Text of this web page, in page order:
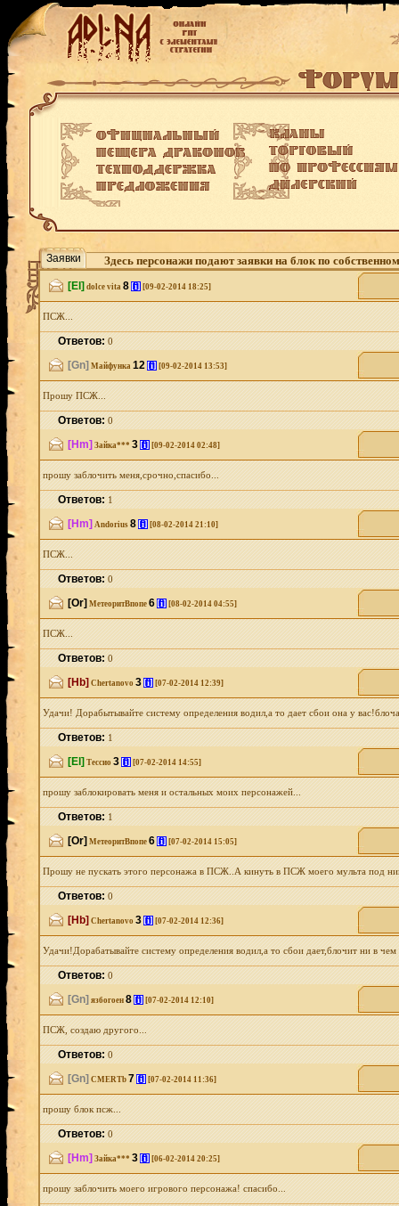
Заявки Здесь персонажи подают заявки на блок по
[El] dolce vita 8 [i] [09-02-2014 18:25]
ПСЖ...
Ответов:0
[Gn] Майфунка 12 [i] [09-02-2014 13:53]
Прошу ПСЖ...
Ответов:0
[Hm] Зайка*** 3 [i] [09-02-2014 02:48]
прошу заблочить меня,срочно,спасибо...
Ответов:1
[Hm] Andorius 8 [i] [08-02-2014 21:10]
ПСЖ...
Ответов:0
[Or] МетеоритВпопе 6 [i] [08-02-2014 04:55]
ПСЖ...
Ответов:0
[Hb] Chertanovo 3 [i] [07-02-2014 12:39]
Удачи! Дорабытывайте систему определения водил,а то дает сбои она у
Ответов:1
[El] Тессио 3 [i] [07-02-2014 14:55]
прошу заблокировать меня и остальных моих персонажей...
Ответов:1
[Or] МетеоритВпопе 6 [i] [07-02-2014 15:05]
Прошу не пускать этого персонажа в ПСЖ..А кинуть в ПСЖ моего мульта под
Ответов:0
[Hb] Chertanovo 3 [i] [07-02-2014 12:36]
Удачи!Дорабатывайте систему определения водил,а то сбои дает,блочит ни в
Ответов:0
[Gn] язбогоен 8 [i] [07-02-2014 12:10]
ПСЖ, создаю другого...
Ответов:0
[Gn] CMERTb 7 [i] [07-02-2014 11:36]
прошу блок псж...
Ответов:0
[Hm] Зайка*** 3 [i] [06-02-2014 20:25]
прошу заблочить моего игрового персонажа! спасибо...